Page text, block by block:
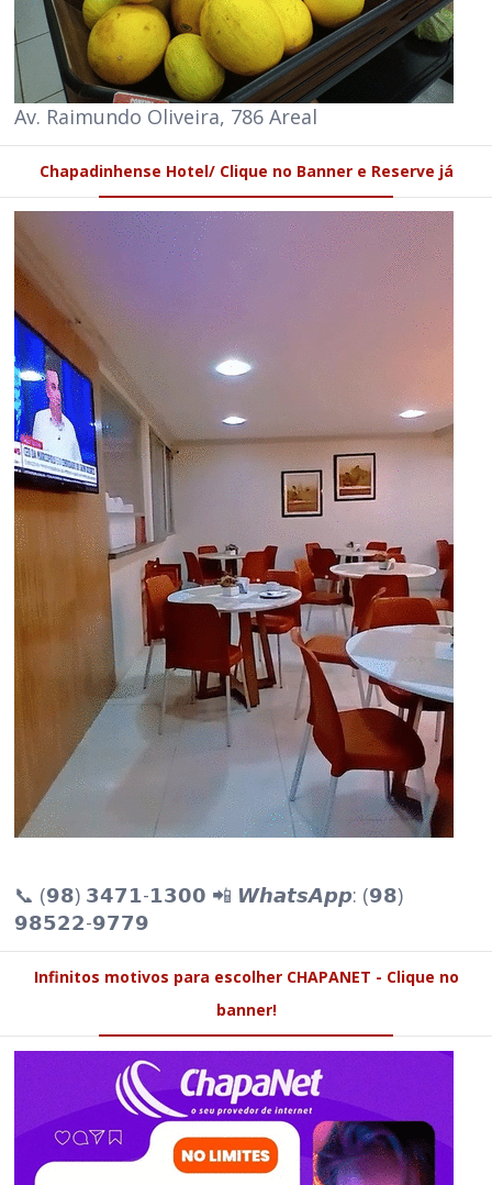
Av. Raimundo Oliveira, 786 Areal
Chapadinhense Hotel/ Clique no Banner e Reserve já
📞 (𝟵𝟴) 𝟯𝟰𝟳𝟭-𝟭𝟯𝟬𝟬 📲 𝙒𝙝𝙖𝙩𝙨𝘼𝙥𝙥: (𝟵𝟴)
𝟵𝟴𝟱𝟮𝟮-𝟵𝟳𝟳𝟵
Infinitos motivos para escolher CHAPANET - Clique no
banner!